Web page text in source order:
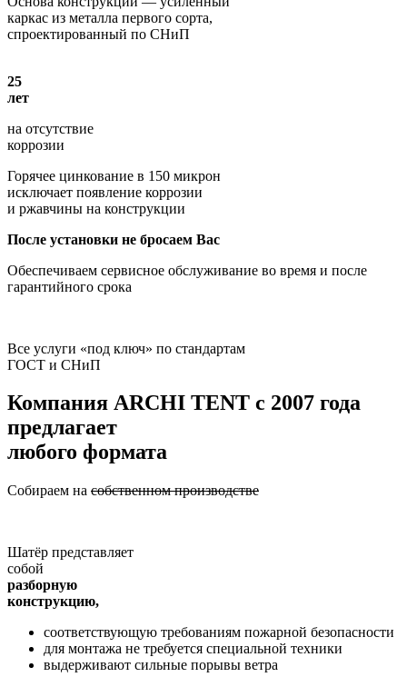
каркас из металла первого сорта,
спроектированный по СНиП
25
лет
на отсутствие
коррозии
Горячее цинкование в 150 микрон
исключает появление коррозии
и ржавчины на конструкции
После установки не бросаем Вас
Обеспечиваем сервисное обслуживание во время и после
гарантийного срока
Все услуги «под ключ» по стандартам
ГОСТ и СНиП
Компания ARCHI TENT с 2007 года
предлагает
любого формата
Собираем на собственном производстве
Шатёр представляет
собой
разборную
конструкцию,
соответствующую требованиям пожарной безопасности
для монтажа не требуется специальной техники
выдерживают сильные порывы ветра